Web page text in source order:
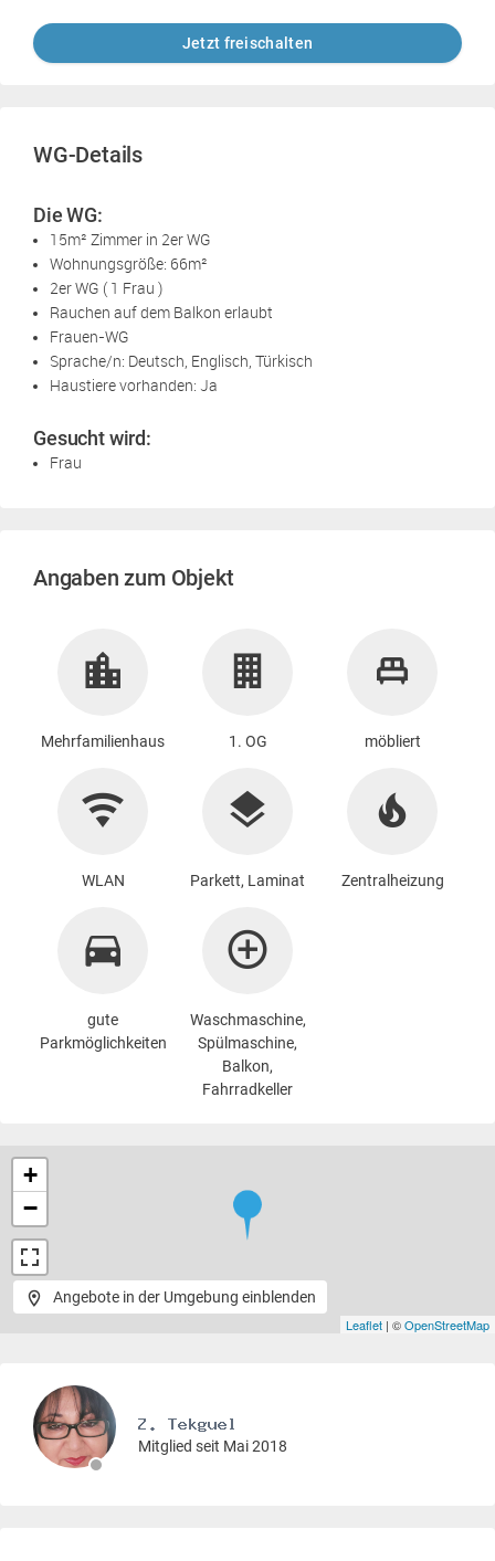
Jetzt freischalten
WG-Details
Die WG:
15m² Zimmer in 2er WG
Wohnungsgröße: 66m²
2er WG ( 1 Frau )
Rauchen auf dem Balkon erlaubt
Frauen-WG
Sprache/n: Deutsch, Englisch, Türkisch
Haustiere vorhanden: Ja
Gesucht wird:
Frau
Angaben zum Objekt
Mehrfamilienhaus 1. OG möbliert
WLAN Parkett, Laminat Zentralheizung
gute
Parkmöglichkeiten
Waschmaschine,
Spülmaschine,
Balkon,
Fahrradkeller
+
−
Leaflet | ©OpenStreetMap
Angebote in der Umgebung einblenden
Mitglied seit Mai 2018